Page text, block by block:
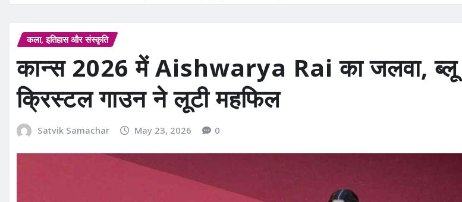
कला, इतिहास और संस्कृति
कान्स 2026 में Aishwarya Rai का जलवा, ब्लू
क्रिस्टल गाउन ने लूटी महफिल
Satvik Samachar May 23, 2026 0